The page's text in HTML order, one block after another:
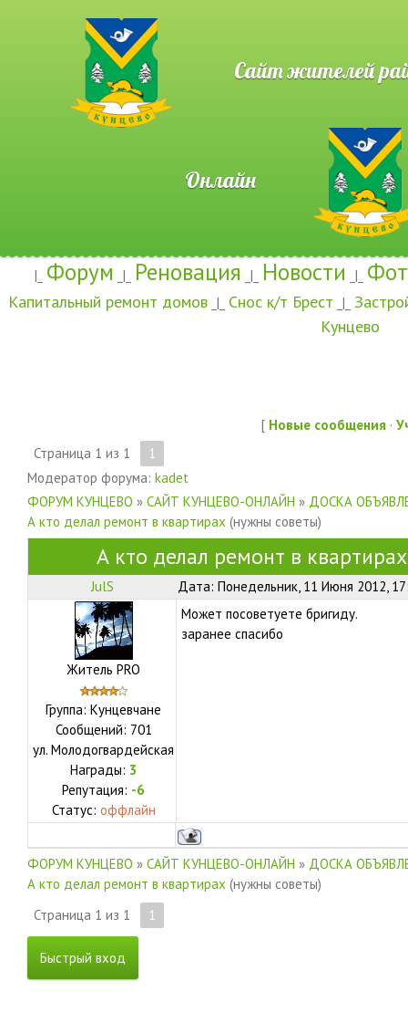
Сайт жителей
Онлайн
|_ Форум _|_ Реновация _|_ Новости _|_
Капитальный ремонт домов _|_ Снос к/т Брест _|_
Кунцево
[ Новые сообщения ·
Страница 1 из 1
1
Модератор форума: kadet
ФОРУМ КУНЦЕВО » САЙТ КУНЦЕВО-ОНЛАЙН » ДОСКА
А кто делал ремонт в квартирах (нужны советы)
А кто делал ремонт в квартирах
JulS Дата: Понедельник, 11 Июня 2012,
Житель PRO
Группа: Кунцевчане
Сообщений: 701
ул. Молодогвардейская
Награды: 3
Репутация: -6
Статус: оффлайн
Может посоветуете бригиду.
заранее спасибо
ФОРУМ КУНЦЕВО » САЙТ КУНЦЕВО-ОНЛАЙН » ДОСКА
А кто делал ремонт в квартирах (нужны советы)
Страница 1 из 1 1